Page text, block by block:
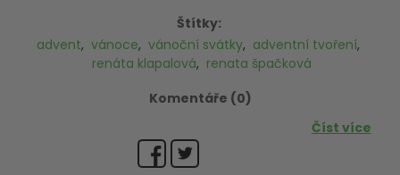
Štítky:
advent, vánoce, vánoční svátky, adventní tvoření,
renáta klapalová, renata špačková
Komentáře (0)
Číst více